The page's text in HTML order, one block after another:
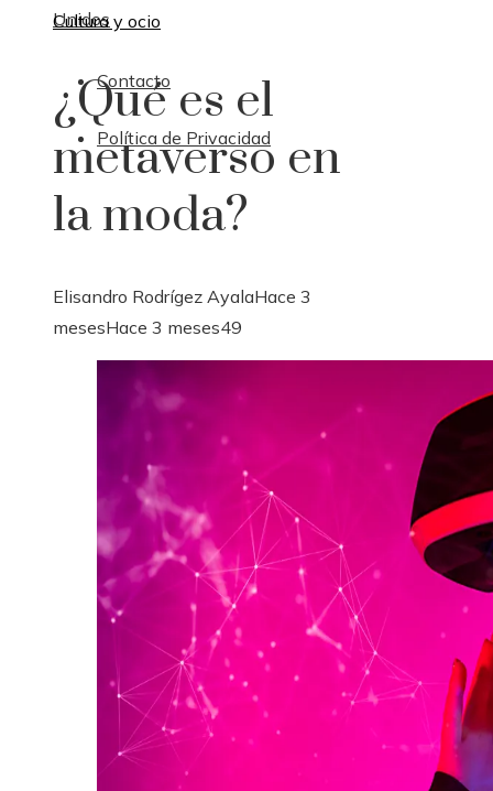
Unidos
Contacto
Política de Privacidad
Cultura y ocio
¿Qué es el
metaverso en
la moda?
Elisandro Rodrígez AyalaHace 3
mesesHace 3 meses49